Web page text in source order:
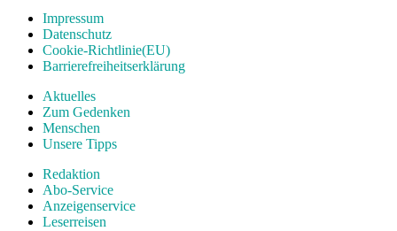
Impressum
Datenschutz
Cookie-Richtlinie(EU)
Barrierefreiheitserklärung
Aktuelles
Zum Gedenken
Menschen
Unsere Tipps
Redaktion
Abo-Service
Anzeigenservice
Leserreisen